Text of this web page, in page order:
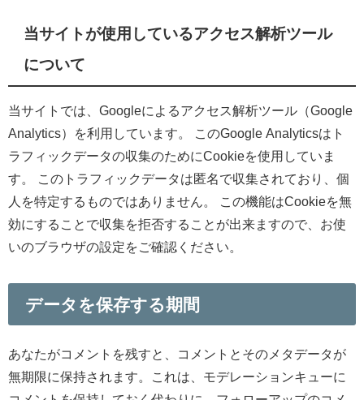
当サイトが使用しているアクセス解析ツール
について
当サイトでは、Googleによるアクセス解析ツール（Google
Analytics）を利用しています。 このGoogle Analyticsはト
ラフィックデータの収集のためにCookieを使用していま
す。 このトラフィックデータは匿名で収集されており、個
人を特定するものではありません。 この機能はCookieを無
効にすることで収集を拒否することが出来ますので、お使
いのブラウザの設定をご確認ください。
データを保存する期間
あなたがコメントを残すと、コメントとそのメタデータが
無期限に保持されます。これは、モデレーションキューに